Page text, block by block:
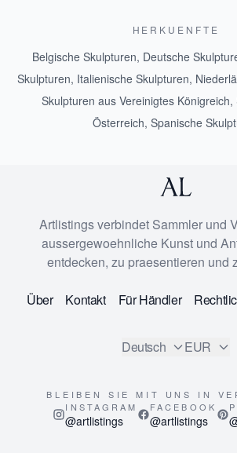
HERKUENFTE
Belgische Skulpturen, Deutsche
Skulpturen, Italienische Skulpturen,
Skulpturen aus Vereinigtes Königreich,
Österreich, Spanische
Artlistings verbindet Sammler und
aussergewoehnliche Kunst und
entdecken, zu praesentieren und
Über Kontakt Für Händler
Deutsch EUR
BLEIBEN SIE MIT UNS IN
INSTAGRAM
@artlistings
FACEBOOK
@artlistings